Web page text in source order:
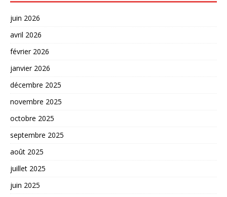
juin 2026
avril 2026
février 2026
janvier 2026
décembre 2025
novembre 2025
octobre 2025
septembre 2025
août 2025
juillet 2025
juin 2025